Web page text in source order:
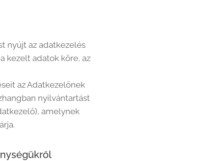
nyújt az adatkezelés
kezelt adatok köre, az
az Adatkezelőnek
nyilvántartást
amelynek